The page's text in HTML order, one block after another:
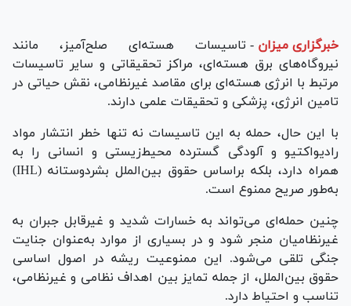
خبرگزاری میزان - تاسیسات هسته‌ای صلح‌آمیز، مانند
نیروگاه‌های برق هسته‌ای، مراکز تحقیقاتی و سایر تاسیسات
مرتبط با انرژی هسته‌ای برای مقاصد غیرنظامی، نقش حیاتی در
تامین انرژی، پزشکی و تحقیقات علمی دارند.
با این حال، حمله به این تاسیسات نه تنها خطر انتشار مواد
رادیواکتیو و آلودگی گسترده محیط‌زیستی و انسانی را به
همراه دارد، بلکه براساس حقوق بین‌الملل بشردوستانه (IHL)
به‌طور صریح ممنوع است.
چنین حمله‌ای می‌تواند به خسارات شدید و غیرقابل جبران به
غیرنظامیان منجر شود و در بسیاری از موارد به‌عنوان جنایت
جنگی تلقی می‌شود. این ممنوعیت ریشه در اصول اساسی
حقوق بین‌الملل، از جمله تمایز بین اهداف نظامی و غیرنظامی،
تناسب و احتیاط دارد.